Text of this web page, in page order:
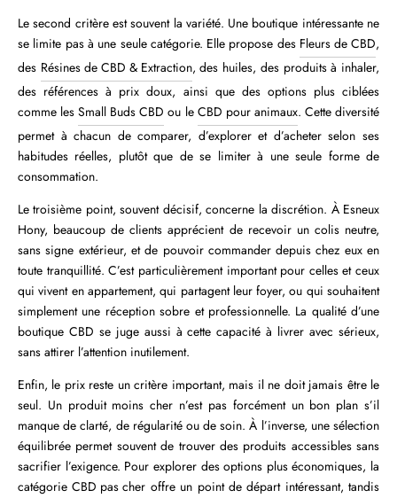
Le second critère est souvent la variété. Une boutique intéressante ne
se limite pas à une seule catégorie. Elle propose des Fleurs de CBD,
des Résines de CBD & Extraction, des huiles, des produits à inhaler,
des références à prix doux, ainsi que des options plus ciblées
comme lesSmall Buds CBD ou le CBD pour animaux. Cette diversité
permet à chacun de comparer, d’explorer et d’acheter selon ses
habitudes réelles, plutôt que de se limiter à une seule forme de
consommation.
Le troisième point, souvent décisif, concerne la discrétion. À Esneux
Hony, beaucoup de clients apprécient de recevoir un colis neutre,
sans signe extérieur, et de pouvoir commander depuis chez eux en
toute tranquillité. C’est particulièrement important pour celles et ceux
qui vivent en appartement, qui partagent leur foyer, ou qui souhaitent
simplement une réception sobre et professionnelle. La qualité d’une
boutique CBD se juge aussi à cette capacité à livrer avec sérieux,
sans attirer l’attention inutilement.
Enfin, le prix reste un critère important, mais il ne doit jamais être le
seul. Un produit moins cher n’est pas forcément un bon plan s’il
manque de clarté, de régularité ou de soin. À l’inverse, une sélection
équilibrée permet souvent de trouver des produits accessibles sans
sacrifier l’exigence. Pour explorer des options plus économiques, la
catégorieCBD pas cher offre un point de départ intéressant, tandis